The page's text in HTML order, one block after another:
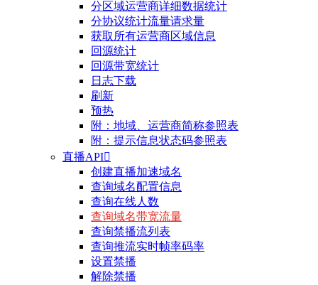
分区域运营商详细数据统计
分协议统计流量请求量
获取所有运营商区域信息
回源统计
回源带宽统计
日志下载
刷新
预热
附：地域、运营商简称参照表
附：提示信息状态码参照表
直播API
创建直播加速域名
查询域名配置信息
查询在线人数
查询域名带宽流量
查询禁播流列表
查询推流实时帧率码率
设置禁播
解除禁播